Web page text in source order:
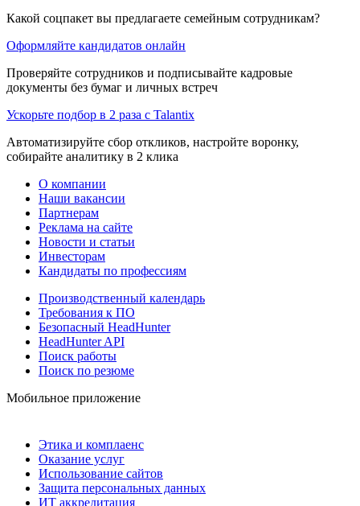
Какой соцпакет вы предлагаете семейным сотрудникам?
Оформляйте кандидатов онлайн
Проверяйте сотрудников и подписывайте кадровые
документы без бумаг и личных встреч
Ускорьте подбор в 2 раза с Talantix
Автоматизируйте сбор откликов, настройте воронку,
собирайте аналитику в 2 клика
О компании
Наши вакансии
Партнерам
Реклама на сайте
Новости и статьи
Инвесторам
Кандидаты по профессиям
Производственный календарь
Требования к ПО
Безопасный HeadHunter
HeadHunter API
Поиск работы
Поиск по резюме
Мобильное приложение
Этика и комплаенс
Оказание услуг
Использование сайтов
Защита персональных данных
ИТ аккредитация